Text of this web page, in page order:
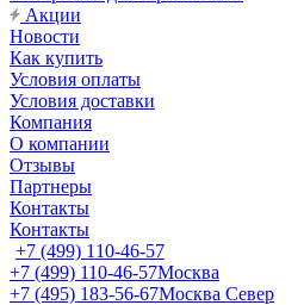
Акции
Новости
Как купить
Условия оплаты
Условия доставки
Компания
О компании
Отзывы
Партнеры
Контакты
Контакты
+7 (499) 110-46-57
+7 (499) 110-46-57Москва
+7 (495) 183-56-67Москва Север